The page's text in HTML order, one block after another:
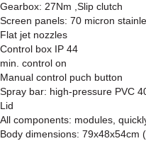
Gearbox: 27Nm ,Slip clutch
Screen panels: 70 micron
Flat jet nozzles
Control box IP 44
min. control on
Manual control puch button
Spray bar: high-pressure PVC
Lid
All components: modules,
Body dimensions: 79x48x54cm